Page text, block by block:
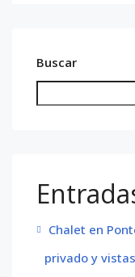
Buscar
Chalet en
privado y